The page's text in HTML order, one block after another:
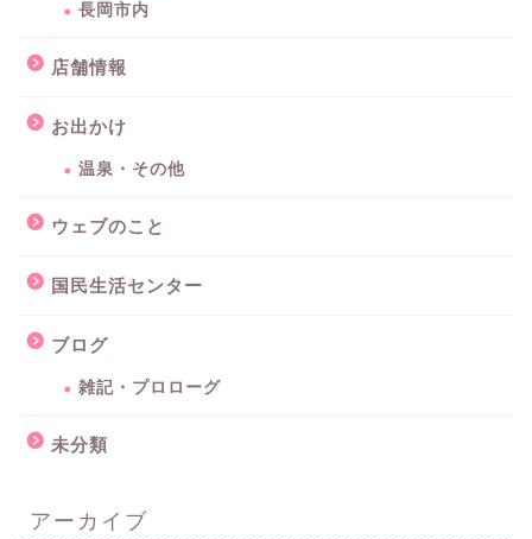
長岡市内
店舗情報
お出かけ
温泉・その他
ウェブのこと
国民生活センター
ブログ
雑記・プロローグ
未分類
アーカイブ